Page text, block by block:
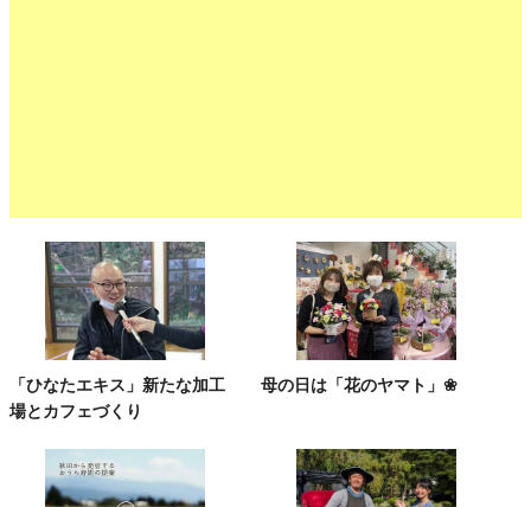
「ひなたエキス」新たな加工
場とカフェづくり
母の日は「花のヤマト」❀